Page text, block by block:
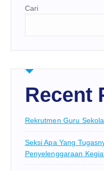
Cari
Recent
Rekrutmen Guru
Seksi Apa Yang
Penyelenggaraan